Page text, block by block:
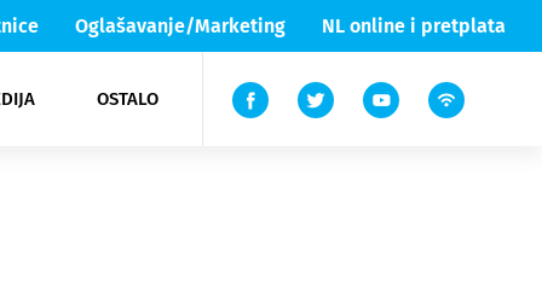
Oglašavanje/Marketing NL online i pretplata
OSTALO
Lika & Senj
TV